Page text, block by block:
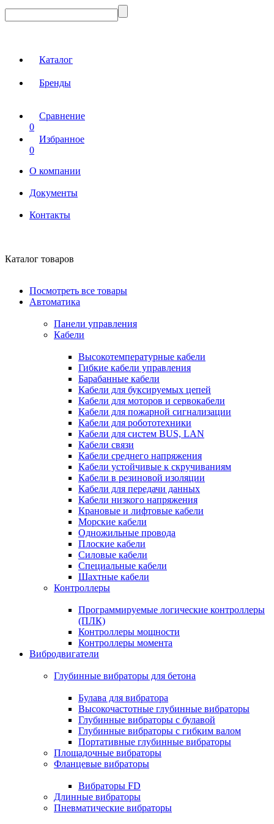
Каталог
Бренды
Сравнение
0
Избранное
0
О компании
Документы
Контакты
Каталог товаров
Посмотреть все товары
Автоматика
Панели управления
Кабели
Высокотемпературные кабели
Гибкие кабели управления
Барабанные кабели
Кабели для буксируемых цепей
Кабели для моторов и сервокабели
Кабели для пожарной сигнализации
Кабели для робототехники
Кабели для систем BUS, LAN
Кабели связи
Кабели среднего напряжения
Кабели устойчивые к скручиваниям
Кабели в резиновой изоляции
Кабели для передачи данных
Кабели низкого напряжения
Крановые и лифтовые кабели
Морские кабели
Одножильные провода
Плоские кабели
Силовые кабели
Специальные кабели
Шахтные кабели
Контроллеры
Программируемые логические контроллеры
(ПЛК)
Контроллеры мощности
Контроллеры момента
Вибродвигатели
Глубинные вибраторы для бетона
Булава для вибратора
Высокочастотные глубинные вибраторы
Глубинные вибраторы с булавой
Глубинные вибраторы с гибким валом
Портативные глубинные вибраторы
Площадочные вибраторы
Фланцевые вибраторы
Вибраторы FD
Длинные вибраторы
Пневматические вибраторы